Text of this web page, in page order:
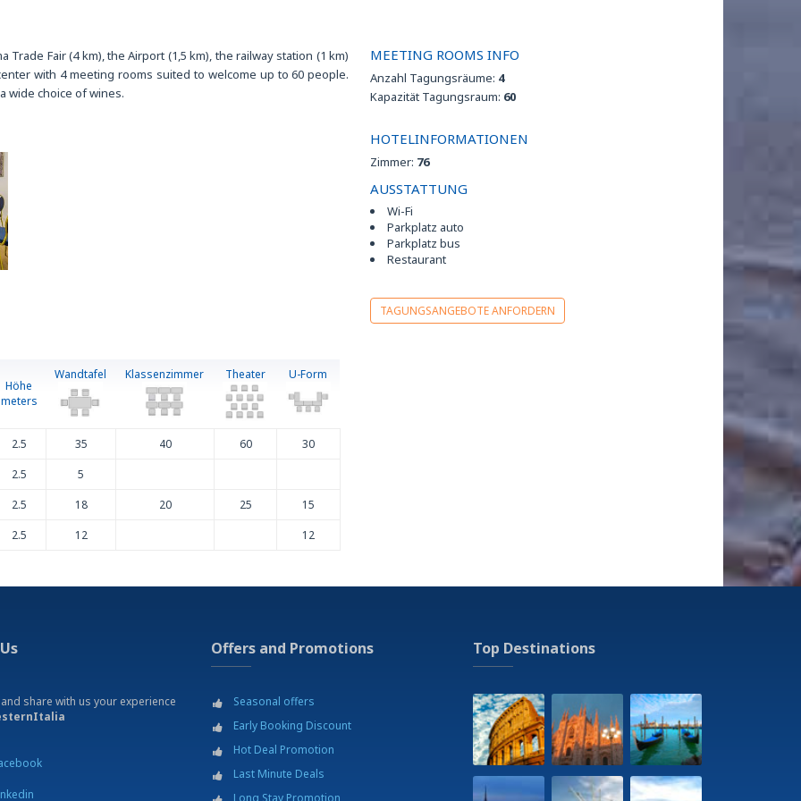
ihre
Fair (4 km), the Airport (1,5 km), the railway station (1 km)
with 4 meeting rooms suited to welcome up to 60 people.
wide choice of wines.
MEETING ROOMS INFO
Anzahl Tagungsräume: 4
Kapazität Tagungsraum: 60
HOTELINFORMATIONEN
Zimmer: 76
AUSSTATTUNG
Wi-Fi
Parkplatz auto
Parkplatz bus
Restaurant
TAGUNGSANGEBOTE ANFORDERN
Höhe
meters
Wandtafel Klassenzimmer Theater U-Form
2.5 35 40 60
30
2.5
5
2.5 18 20 25
15
2.5 12 12
share with us your experience
Offers and Promotions
Seasonal offers
Early Booking Discount
Hot Deal Promotion
Last Minute Deals
Long Stay Promotion
Top Destinations